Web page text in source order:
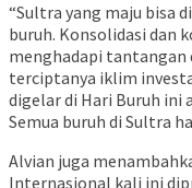
“Sultra yang maju bisa
buruh. Konsolidasi dan
menghadapi tantangan
terciptanya iklim
digelar di Hari Buruh ini
Semua buruh di Sultra
Alvian juga
Internasional kali ini